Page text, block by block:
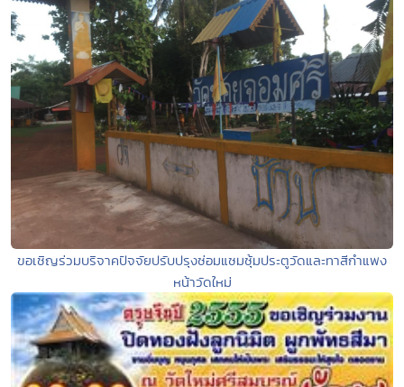
ขอเชิญร่วมบริจาคปัจจัยปรับปรุงซ่อมแซมซุ้มประตูวัดและทาสีกำแพง
หน้าวัดใหม่